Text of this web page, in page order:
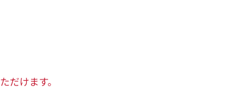
けます。